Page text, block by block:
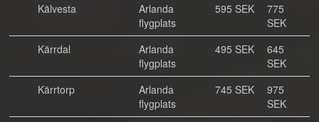
Kälvesta
Arlanda
flygplats
595 SEK
775
SEK
Kärrdal
Arlanda
flygplats
495 SEK
645
SEK
Kärrtorp
Arlanda
flygplats
745 SEK
975
SEK